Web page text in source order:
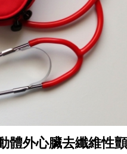
體外心臟去纖維性顫